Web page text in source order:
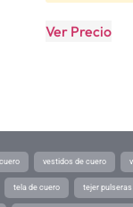
Ver Precio
vestidos de cuero
tela de cuero tejer